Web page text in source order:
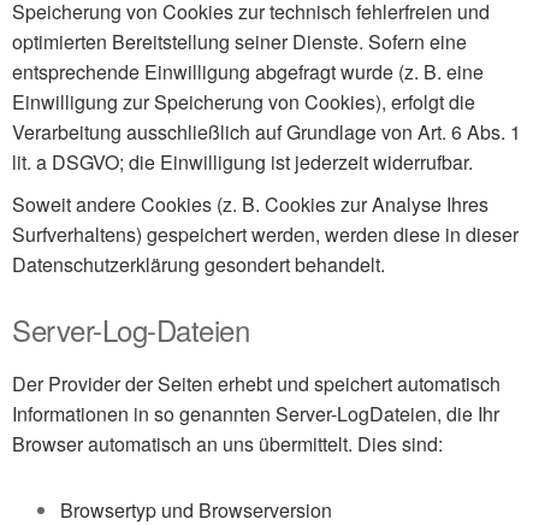
Speicherung von Cookies zur technisch fehlerfreien und
optimierten Bereitstellung seiner Dienste. Sofern eine
entsprechende Einwilligung abgefragt wurde (z. B. eine
Einwilligung zur Speicherung von Cookies), erfolgt die
Verarbeitung ausschließlich auf Grundlage von Art. 6 Abs. 1
lit. a DSGVO; die Einwilligung ist jederzeit widerrufbar.
Soweit andere Cookies (z. B. Cookies zur Analyse Ihres
Surfverhaltens) gespeichert werden, werden diese in dieser
Datenschutzerklärung gesondert behandelt.
Server-Log-Dateien
Der Provider der Seiten erhebt und speichert automatisch
Informationen in so genannten Server-LogDateien, die Ihr
Browser automatisch an uns übermittelt. Dies sind:
Browsertyp und Browserversion